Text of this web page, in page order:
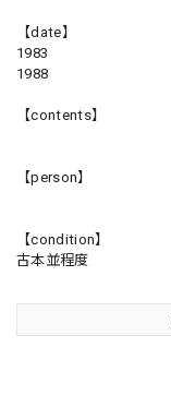
【date】
1983
1988
【contents】
【person】
【condition】
古本並程度